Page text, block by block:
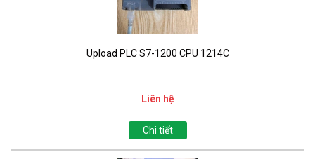
Upload PLC S7-1200 CPU 1214C
Liên hệ
Chi tiết